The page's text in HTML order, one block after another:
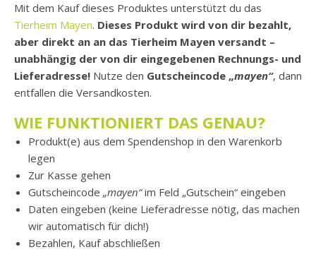
Mit dem Kauf dieses Produktes unterstützt du das
Tierheim Mayen. Dieses Produkt wird von dir bezahlt,
aber direkt an an das Tierheim Mayen versandt –
unabhängig der von dir eingegebenen Rechnungs- und
Lieferadresse! Nutze den Gutscheincode „mayen“, dann
entfallen die Versandkosten.
WIE FUNKTIONIERT DAS GENAU?
Produkt(e) aus dem Spendenshop in den Warenkorb
legen
Zur Kasse gehen
Gutscheincode „mayen“im Feld „Gutschein“ eingeben
Daten eingeben (keine Lieferadresse nötig, das machen
wir automatisch für dich!)
Bezahlen, Kauf abschließen